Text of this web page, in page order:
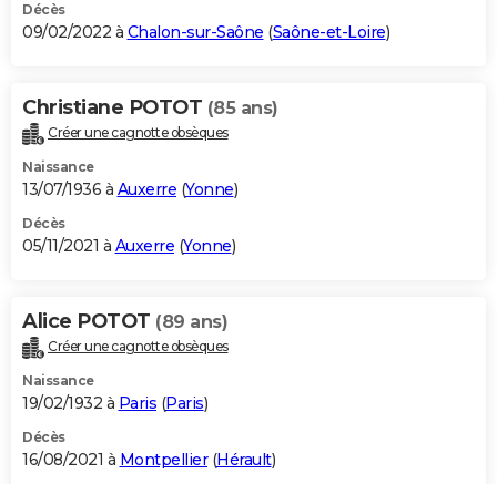
Décès
09/02/2022 à Chalon-sur-Saône (Saône-et-Loire)
Christiane POTOT (85 ans)
Créer une cagnotte obsèques
Naissance
13/07/1936 à Auxerre (Yonne)
Décès
05/11/2021 à Auxerre (Yonne)
Alice POTOT (89 ans)
Créer une cagnotte obsèques
Naissance
19/02/1932 à Paris (Paris)
Décès
16/08/2021 à Montpellier(Hérault)